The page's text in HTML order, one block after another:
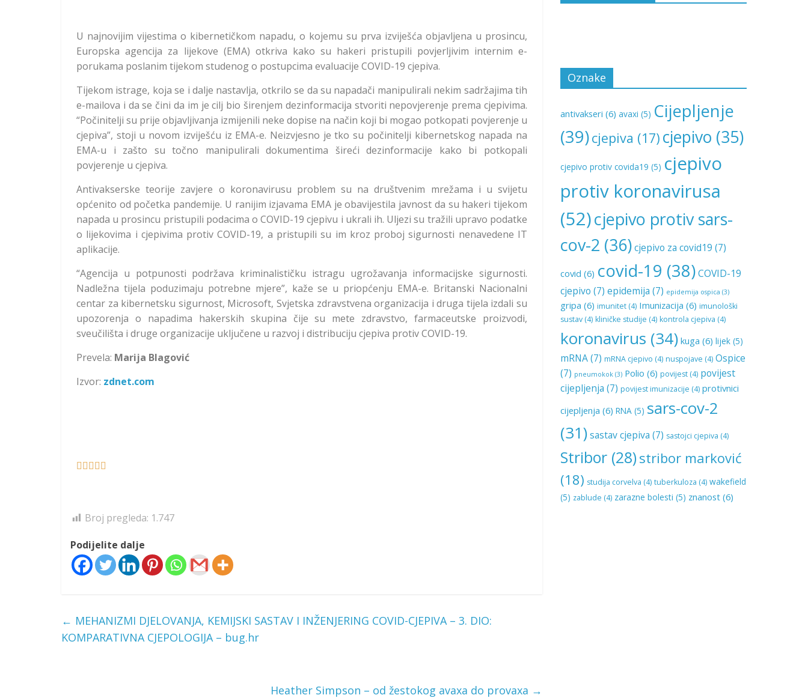
U najnovijim vijestima o kibernetičkom napadu, o kojemu su prva izviješća objavljena u prosincu,
Europska agencija za lijekove (EMA) otkriva kako su hakeri pristupili povjerljivim internim e-
porukama poslanim tijekom studenog o postupcima evaluacije COVID-19 cjepiva.
Tijekom istrage, koja se i dalje nastavlja, otkrilo se da su napadači manipulirali nekim sadržajima tih
e-mailova i da se čini da im je cilj bio širenjem dezinformacija stvoriti nepovjerenje prema cjepivima.
“Počinitelji su prije objavljivanja izmijenili neke dopise na način koji bi mogao potkopati povjerenje u
cjepiva”, stoji u novom izviješću iz EMA-e. Neizvjesno je tko su počinitelji kibernetskog napada na
EMA-u i zašto su točno manipulirali dokumentima šireći dezinformacije kako bi potkopali
povjerenje u cjepiva.
Antivakserske teorije zavjere o koronavirusu problem su na društvenim mrežama i u svijetu
općenito od početka pandemije. U ranijim izjavama EMA je obavijestila javnost da su hakeri tijekom
napada u prosincu pristupili podacima o COVID-19 cjepivu i ukrali ih. Uljezi su tražili upravo podatke
o lijekovima i cjepivima protiv COVID-19, a pristupili su im kroz proboj sigurnosti nenavedene IT
aplikacije.
“Agencija u potpunosti podržava kriminalističku istragu ugrožavanja informacijske sigurnosti.
Nadležna tijela poduzimaju potrebne mjere”, kaže se u priopćenju EMA-e. Britanski Nacionalni
centar za kibernetsku sigurnost, Microsoft, Svjetska zdravstvena organizacija i druga tijela izdali su
upozorenja o napadima hakerskih skupina čije su mete zdravstvo, farmaceutske proizvodi,
sveučilišta i druge organizacije uključene u razvoj i distribuciju cjepiva protiv COVID-19.
Prevela: Marija Blagović
Izvor: zdnet.com
    
Broj pregleda: 1.747
Podijelite dalje
← MEHANIZMI DJELOVANJA, KEMIJSKI SASTAV I INŽENJERING COVID-CJEPIVA – 3. DIO:
KOMPARATIVNA CJEPOLOGIJA – bug.hr
Heather Simpson – od žestokog avaxa do provaxa →
Oznake
antivakseri (6) avaxi (5) Cijepljenje
(39)cjepiva (17) cjepivo (35)
cjepivo protiv covida19 (5) cjepivo
protiv koronavirusa
(52)cjepivo protiv sars-
cov-2 (36)cjepivo za covid19 (7)
covid (6) covid-19 (38)COVID-19
cjepivo (7) epidemija (7) epidemija ospica (3)
gripa (6) imunitet (4) Imunizacija (6) imunološki
sustav (4) kliničke studije (4) kontrola cjepiva (4)
koronavirus (34) kuga (6) lijek (5)
mRNA(7) mRNA cjepivo (4) nuspojave (4) Ospice
(7) pneumokok (3) Polio (6) povijest (4) povijest
cijepljenja (7) povijest imunizacije (4) protivnici
cijepljenja (6) RNA (5) sars-cov-2
(31)sastav cjepiva (7) sastojci cjepiva (4)
Stribor (28) stribor marković
(18) studija corvelva (4) tuberkuloza (4) wakefield
(5) zablude (4) zarazne bolesti (5) znanost (6)